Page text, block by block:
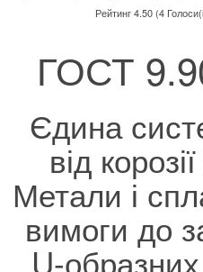
Рейтинг 4.50 (4
ГОСТ
Єдина
від
Метали і
вимоги до
U-